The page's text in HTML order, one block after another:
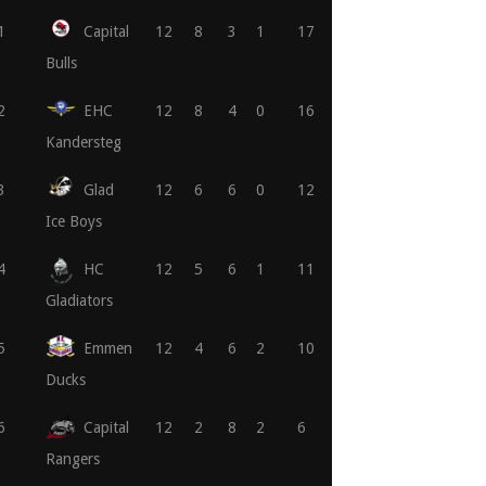
Capital
Bulls
12 8 3 1 17
EHC
Kandersteg
12 8 4 0 16
Glad
Ice Boys
12 6 6 0 12
HC
Gladiators
12 5 6 1 11
Emmen
Ducks
12 4 6 2 10
Capital
Rangers
12 2 8 2 6